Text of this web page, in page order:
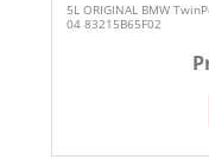
5L ORIGINAL BMW
04 83215B65F02